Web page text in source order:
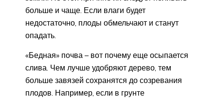
больше и чаще. Если влаги будет
недостаточно, плоды обмельчают и станут
опадать.
«Бедная» почва – вот почему еще осыпается
слива. Чем лучше удобряют дерево, тем
больше завязей сохранятся до созревания
плодов. Например, если в грунте